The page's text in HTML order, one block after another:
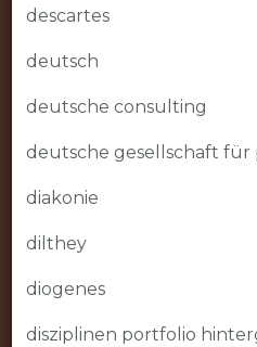
descartes
deutsch
deutsche consulting
deutsche gesellschaft für
diakonie
dilthey
diogenes
disziplinen portfolio